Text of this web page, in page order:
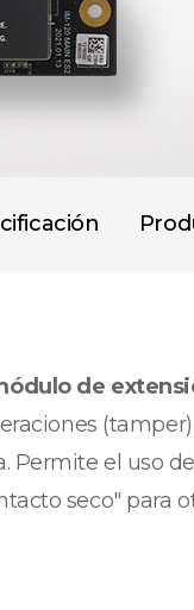
de
Permite el uso
seco" para